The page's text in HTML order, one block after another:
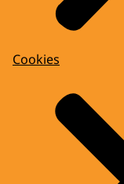
Cookies